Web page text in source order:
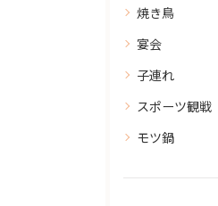
焼き鳥
宴会
子連れ
スポーツ観戦
モツ鍋